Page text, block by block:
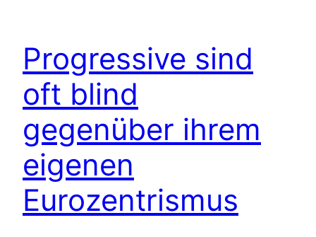
Progressive sind
oft blind
gegenüber ihrem
eigenen
Eurozentrismus